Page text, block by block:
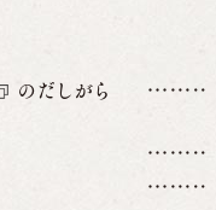
のだしがら